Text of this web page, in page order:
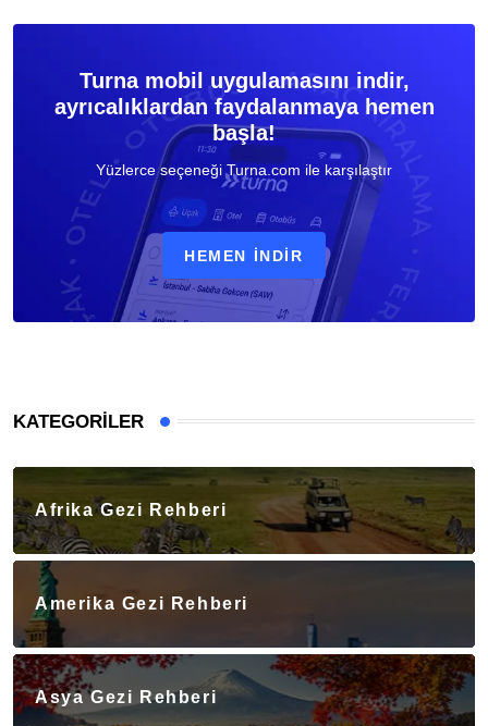
Turna mobil uygulamasını indir,
ayrıcalıklardan faydalanmaya hemen
başla!
Yüzlerce seçeneği Turna.com ile karşılaştır
HEMEN İNDIR
KATEGORILER
Afrika Gezi Rehberi
Amerika Gezi Rehberi
Asya Gezi Rehberi